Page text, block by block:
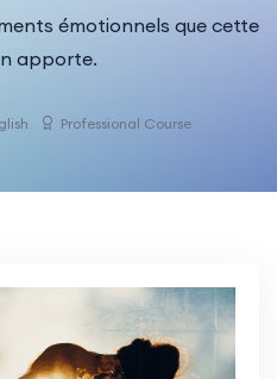
émotionnels que cette
apporte.
Professional Course